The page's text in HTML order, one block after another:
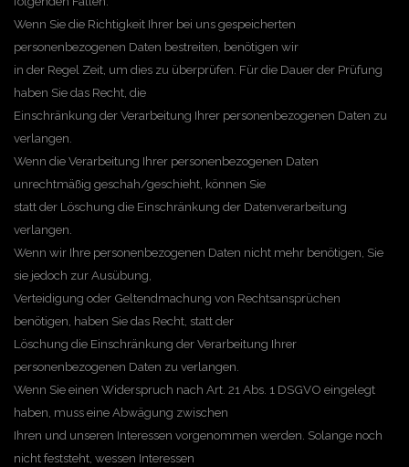
Wenn Sie die Richtigkeit Ihrer bei uns gespeicherten
personenbezogenen Daten bestreiten, benötigen wir
in der Regel Zeit, um dies zu überprüfen. Für die Dauer der Prüfung
haben Sie das Recht, die
Einschränkung der Verarbeitung Ihrer personenbezogenen Daten zu
verlangen.
Wenn die Verarbeitung Ihrer personenbezogenen Daten
unrechtmäßig geschah/geschieht, können Sie
statt der Löschung die Einschränkung der Datenverarbeitung
verlangen.
Wenn wir Ihre personenbezogenen Daten nicht mehr benötigen, Sie
sie jedoch zur Ausübung,
Verteidigung oder Geltendmachung von Rechtsansprüchen
benötigen, haben Sie das Recht, statt der
Löschung die Einschränkung der Verarbeitung Ihrer
personenbezogenen Daten zu verlangen.
Wenn Sie einen Widerspruch nach Art. 21 Abs. 1 DSGVO eingelegt
haben, muss eine Abwägung zwischen
Ihren und unseren Interessen vorgenommen werden. Solange noch
nicht feststeht, wessen Interessen